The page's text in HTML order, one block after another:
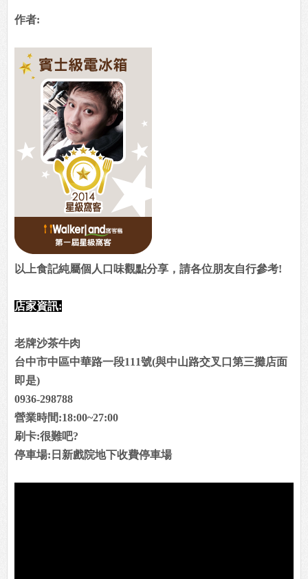
作者:
以上食記純屬個人口味觀點分享，請各位朋友自行參考!
店家資訊:
老牌沙茶牛肉
台中市中區中華路一段111號(與中山路交叉口第三攤店面
即是)
0936-298788
營業時間:18:00~27:00
刷卡:很難吧?
停車場:日新戲院地下收費停車場